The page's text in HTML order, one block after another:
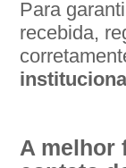
Para
recebida,
A melhor